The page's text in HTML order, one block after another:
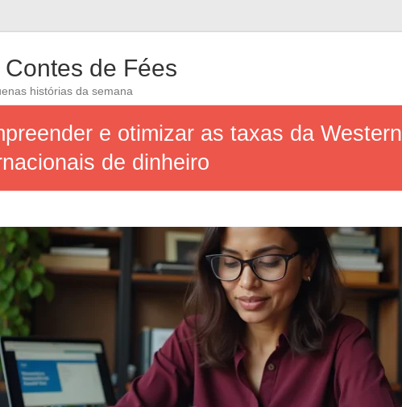
Contes de Fées
histórias da semana
e otimizar as taxas da
de dinheiro